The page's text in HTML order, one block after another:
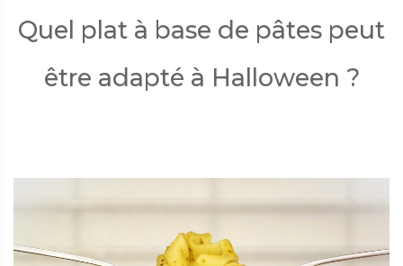
Quel plat à base de pâtes peut
être adapté à Halloween ?